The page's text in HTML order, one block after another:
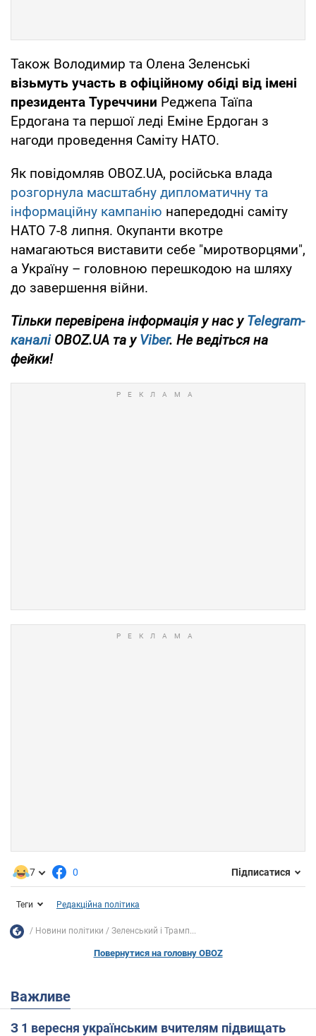
Також Володимир та Олена Зеленські
візьмуть участь в офіційному обіді від імені
президента Туреччини Реджепа Таїпа
Ердогана та першої леді Еміне Ердоган з
нагоди проведення Саміту НАТО.
Як повідомляв OBOZ.UA, російська влада
розгорнула масштабну дипломатичну та
інформаційну кампанію напередодні саміту
НАТО 7-8 липня. Окупанти вкотре
намагаються виставити себе "миротворцями",
а Україну – головною перешкодою на шляху
до завершення війни.
Тільки перевірена інформація у нас уTelegram-
каналіOBOZ.UA та уViber. Не ведіться на
фейки!
7 0 Підписатися
Теги Редакційна політика
Новини політики Зеленський і Трамп...
Повернутися на головну OBOZ
Важливе
З 1 вересня українським вчителям підвищать